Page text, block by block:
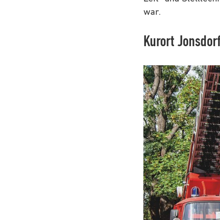
war.
Kurort